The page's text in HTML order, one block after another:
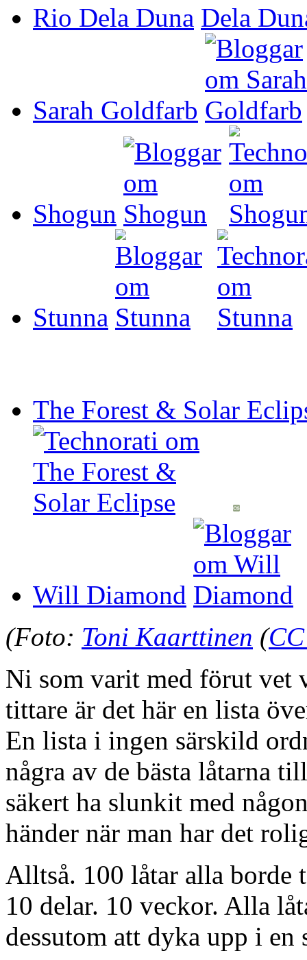
Rio Dela Duna
Sarah Goldfarb
Shogun
Stunna
The Forest & Solar
Will Diamond
(Foto: Toni Kaarttinen (
Ni som varit med förut vet
tittare är det här en lista
En lista i ingen särskild
några av de bästa låtarna
säkert ha slunkit med
händer när man har det
Alltså. 100 låtar alla borde
10 delar. 10 veckor. Alla
dessutom att dyka upp i en